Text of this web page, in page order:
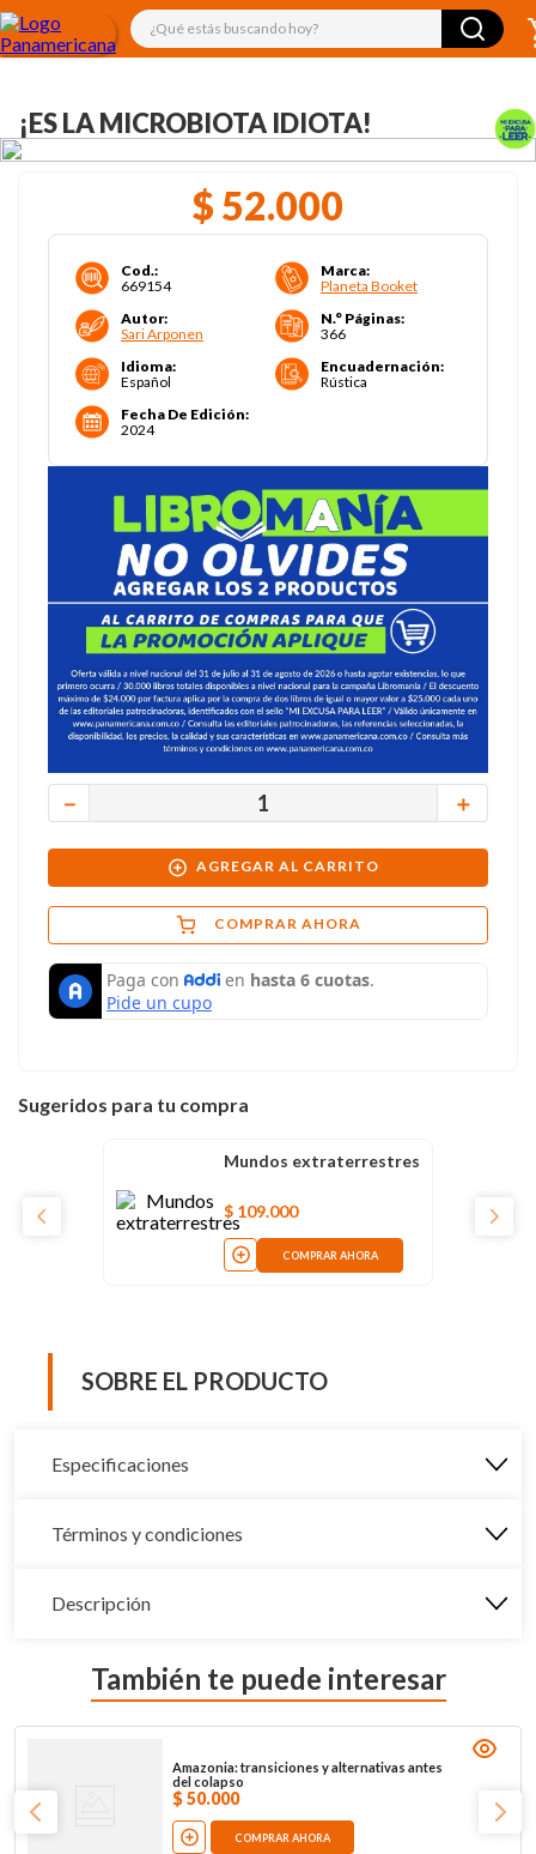
¿Qué estás buscando hoy?
¡ES LA MICROBIOTA IDIOTA!
$ 52.000
Cod.:
669154
Marca:
Planeta Booket
Autor:
Sari Arponen
N.° Páginas:
366
Idioma:
Español
Encuadernación:
Rústica
Fecha De Edición:
2024
＋
－
AGREGAR AL CARRITO
COMPRAR AHORA
Sugeridos para tu compra
Mundos extraterrestres
$ 109.000
COMPRAR AHORA
SOBRE EL PRODUCTO
Especificaciones
Términos y condiciones
Descripción
También te puede interesar
Amazonia: transiciones y alternativas antes
del colapso
$ 50.000
COMPRAR AHORA